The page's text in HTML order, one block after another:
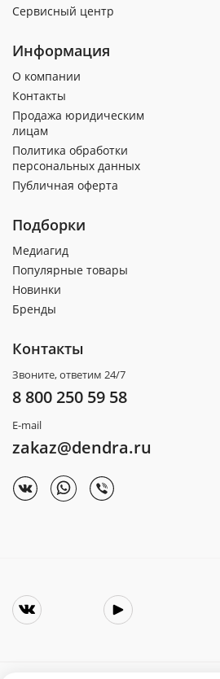
Сервисный центр
Информация
О компании
Контакты
Продажа юридическим
лицам
Политика обработки
персональных данных
Публичная оферта
Подборки
Медиагид
Популярные товары
Новинки
Бренды
Контакты
Звоните, ответим 24/7
8 800 250 59 58
E-mail
zakaz@dendra.ru